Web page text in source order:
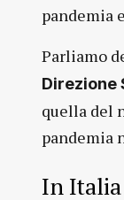
pandemia
Parliamo
Direzione
quella del
pandemia
In